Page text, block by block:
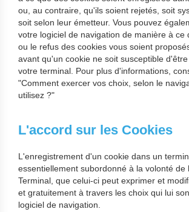
ou, au contraire, qu'ils soient rejetés, soit
soit selon leur émetteur. Vous pouvez
votre logiciel de navigation de manière à ce
ou le refus des cookies vous soient
avant qu'un cookie ne soit susceptible
votre terminal. Pour plus d'informations,
"Comment exercer vos choix, selon le
utilisez ?"
L'accord sur les Cookies
L'enregistrement d'un cookie dans un
essentiellement subordonné à la volonté de
Terminal, que celui-ci peut exprimer et
et gratuitement à travers les choix qui lui
logiciel de navigation.